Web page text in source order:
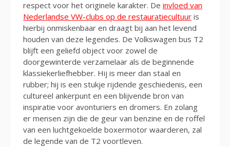
respect voor het originele karakter. De invloed van
Nederlandse VW-clubs op de restauratiecultuur is
hierbij onmiskenbaar en draagt bij aan het levend
houden van deze legendes. De Volkswagen bus T2
blijft een geliefd object voor zowel de
doorgewinterde verzamelaar als de beginnende
klassiekerliefhebber. Hij is meer dan staal en
rubber; hij is een stukje rijdende geschiedenis, een
cultureel ankerpunt en een blijvende bron van
inspiratie voor avonturiers en dromers. En zolang
er mensen zijn die de geur van benzine en de roffel
van een luchtgekoelde boxermotor waarderen, zal
de legende van de T2 voortleven.